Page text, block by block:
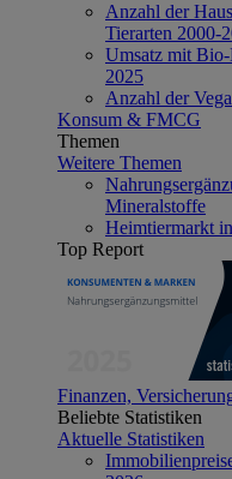
Anzahl der
Tierarten 2000-
Umsatz mit
2025
Anzahl der
Konsum & FMCG
Themen
Weitere Themen
Mineralstoffe
Heimtiermarkt
Top Report
Finanzen,
Beliebte Statistiken
Aktuelle Statistiken